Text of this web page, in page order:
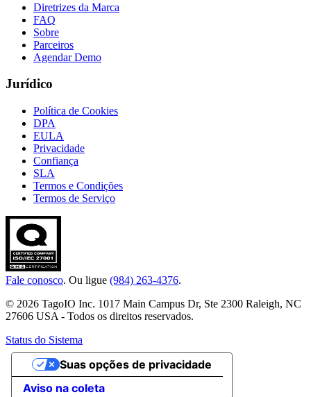
Diretrizes da Marca
FAQ
Sobre
Parceiros
Agendar Demo
Jurídico
Política de Cookies
DPA
EULA
Privacidade
Confiança
SLA
Termos e Condições
Termos de Serviço
Fale conosco. Ou ligue (984) 263-4376.
© 2026 TagoIO Inc. 1017 Main Campus Dr, Ste 2300 Raleigh, NC
27606 USA - Todos os direitos reservados.
Status do Sistema
Aviso na coleta
Suas opções de privacidade